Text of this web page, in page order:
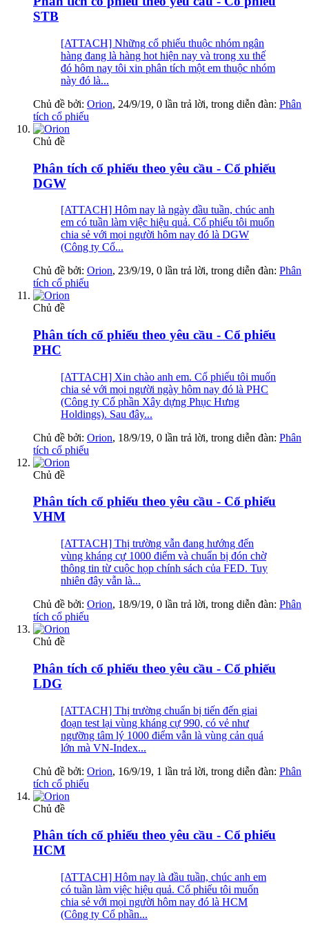
STB
[ATTACH] Những cổ phiếu thuộc nhóm ngân
hàng đang là hàng hot hiện nay và trong xu thế
đó hôm nay tôi xin phân tích một em thuộc nhóm
này đó là...
Chủ đề bởi: Orion, 24/9/19, 0 lần trả lời, trong diễn đàn: Phân
tích cổ phiếu
Chủ đề
Phân tích cổ phiếu theo yêu cầu - Cổ phiếu
DGW
[ATTACH] Hôm nay là ngày đầu tuần, chúc anh
em có tuần làm việc hiệu quả. Cổ phiếu tôi muốn
chia sẻ với mọi người hôm nay đó là DGW
(Công ty Cổ...
Chủ đề bởi: Orion, 23/9/19, 0 lần trả lời, trong diễn đàn: Phân
tích cổ phiếu
Chủ đề
Phân tích cổ phiếu theo yêu cầu - Cổ phiếu
PHC
[ATTACH] Xin chào anh em. Cổ phiếu tôi muốn
chia sẻ với mọi người ngày hôm nay đó là PHC
(Công ty Cổ phần Xây dựng Phục Hưng
Holdings). Sau đây...
Chủ đề bởi: Orion, 18/9/19, 0 lần trả lời, trong diễn đàn: Phân
tích cổ phiếu
Chủ đề
Phân tích cổ phiếu theo yêu cầu - Cổ phiếu
VHM
[ATTACH] Thị trường vẫn đang hướng đến
vùng kháng cự 1000 điểm và chuẩn bị đón chờ
thông tin từ cuộc họp chính sách của FED. Tuy
nhiên đây vẫn là...
Chủ đề bởi: Orion, 18/9/19, 0 lần trả lời, trong diễn đàn: Phân
tích cổ phiếu
Chủ đề
Phân tích cổ phiếu theo yêu cầu - Cổ phiếu
LDG
[ATTACH] Thị trường chuẩn bị tiến đến giai
đoạn test lại vùng kháng cự 990, có vẻ như
ngưỡng tâm lý 1000 điểm vẫn là vùng cản quá
lớn mà VN-Index...
Chủ đề bởi: Orion, 16/9/19, 1 lần trả lời, trong diễn đàn: Phân
tích cổ phiếu
Chủ đề
Phân tích cổ phiếu theo yêu cầu - Cổ phiếu
HCM
[ATTACH] Hôm nay là đầu tuần, chúc anh em
có tuần làm việc hiệu quả. Cổ phiếu tôi muốn
chia sẻ với mọi người hôm nay đó là HCM
(Công ty Cổ phần...